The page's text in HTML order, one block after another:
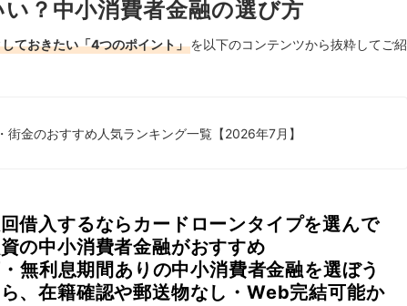
？中小消費者金融の選び方
ておきたい「4つのポイント」を以下のコンテンツから抜粋してご紹
街金のおすすめ人気ランキング一覧【2026年7月】
借入するならカードローンタイプを選んで
の中小消費者金融がおすすめ
利息期間ありの中小消費者金融を選ぼう
、在籍確認や郵送物なし・Web完結可能か